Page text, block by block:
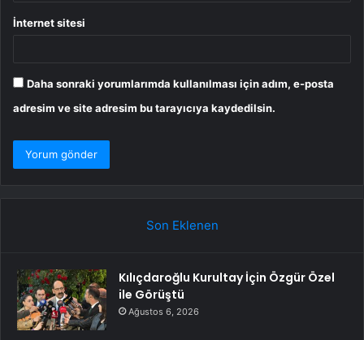
İnternet sitesi
Daha sonraki yorumlarımda kullanılması için adım, e-posta
adresim ve site adresim bu tarayıcıya kaydedilsin.
Son Eklenen
Kılıçdaroğlu Kurultay İçin Özgür Özel
ile Görüştü
Ağustos 6, 2026